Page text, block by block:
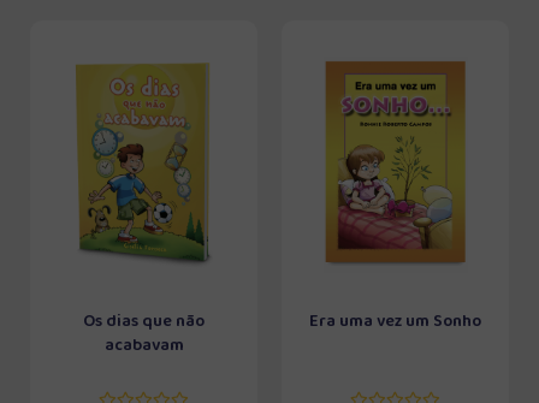
Os dias que não
acabavam
Era uma vez um Sonho